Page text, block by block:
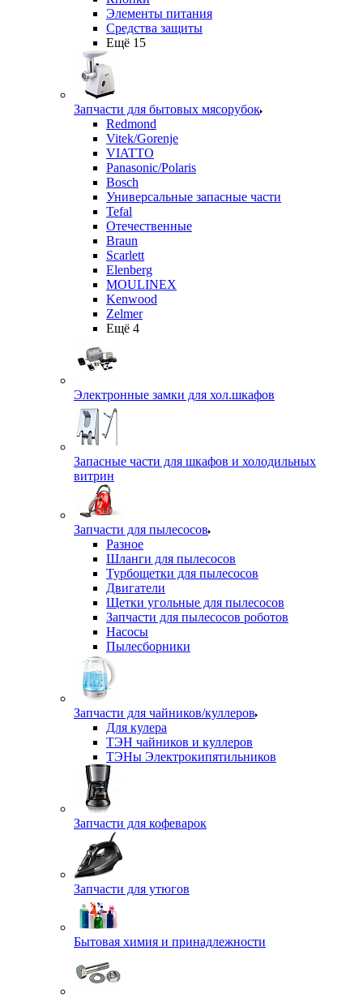
Элементы питания
Средства защиты
Ещё 15
Запчасти для бытовых мясорубок
Redmond
Vitek/Gorenje
VIATTO
Panasonic/Polaris
Bosch
Универсальные запасные части
Tefal
Отечественные
Braun
Scarlett
Elenberg
MOULINEX
Kenwood
Zelmer
Ещё 4
Электронные замки для хол.шкафов
Запасные части для шкафов и холодильных
витрин
Запчасти для пылесосов
Разное
Шланги для пылесосов
Турбощетки для пылесосов
Двигатели
Щетки угольные для пылесосов
Запчасти для пылесосов роботов
Насосы
Пылесборники
Запчасти для чайников/куллеров
Для кулера
ТЭН чайников и куллеров
ТЭНы Электрокипятильников
Запчасти для кофеварок
Запчасти для утюгов
Бытовая химия и принадлежности